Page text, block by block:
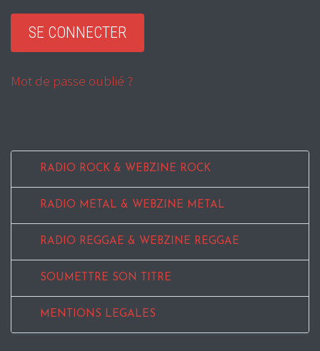
Mot de passe oublié ?
RADIO ROCK & WEBZINE ROCK
RADIO METAL & WEBZINE METAL
RADIO REGGAE & WEBZINE REGGAE
SOUMETTRE SON TITRE
MENTIONS LEGALES